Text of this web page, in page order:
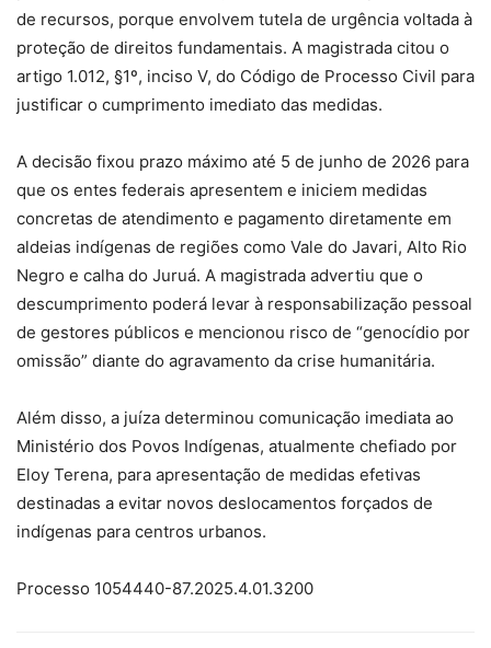
de recursos, porque envolvem tutela de urgência voltada à
proteção de direitos fundamentais. A magistrada citou o
artigo 1.012, §1º, inciso V, do Código de Processo Civil para
justificar o cumprimento imediato das medidas.
A decisão fixou prazo máximo até 5 de junho de 2026 para
que os entes federais apresentem e iniciem medidas
concretas de atendimento e pagamento diretamente em
aldeias indígenas de regiões como Vale do Javari, Alto Rio
Negro e calha do Juruá. A magistrada advertiu que o
descumprimento poderá levar à responsabilização pessoal
de gestores públicos e mencionou risco de “genocídio por
omissão” diante do agravamento da crise humanitária.
Além disso, a juíza determinou comunicação imediata ao
Ministério dos Povos Indígenas, atualmente chefiado por
Eloy Terena, para apresentação de medidas efetivas
destinadas a evitar novos deslocamentos forçados de
indígenas para centros urbanos.
Processo 1054440-87.2025.4.01.3200